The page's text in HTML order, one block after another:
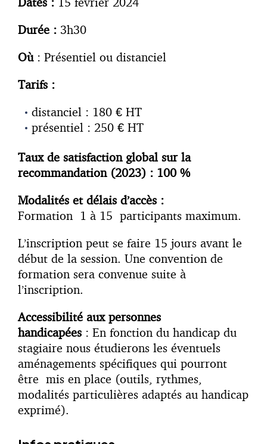
Durée : 3h30
Où : Présentiel ou distanciel
Tarifs :
distanciel : 180 € HT
présentiel : 250 € HT
Taux de satisfaction global sur la
recommandation (2023) : 100 %
Modalités et délais d’accès :
Formation 1 à 15 participants maximum.
L’inscription peut se faire 15 jours avant le
début de la session. Une convention de
formation sera convenue suite à
l’inscription.
Accessibilité aux personnes
handicapées : En fonction du handicap du
stagiaire nous étudierons les éventuels
aménagements spécifiques qui pourront
être mis en place (outils, rythmes,
modalités particulières adaptés au handicap
exprimé).